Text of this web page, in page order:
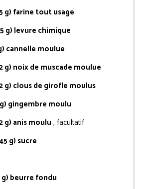
g) farine tout usage
g) levure chimique
cannelle moulue
g) noix de muscade moulue
g) clous de girofle moulus
gingembre moulu
g) anis moulu , facultatif
g) sucre
g) beurre fondu